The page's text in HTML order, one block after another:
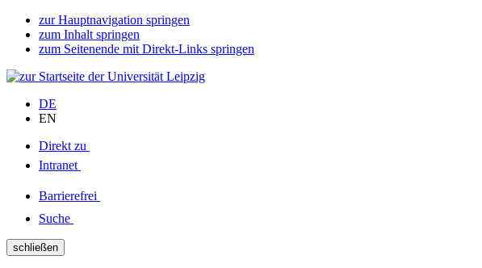
zur Hauptnavigation springen
zum Inhalt springen
zum Seitenende mit Direkt-Links springen
DE
EN
Direkt zu
Intranet
Barrierefrei
Suche
schließen